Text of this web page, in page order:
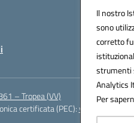
Il nostro
sono
corretto
strumenti
Analytics
Per
– Tropea (VV)
certificata (PEC):